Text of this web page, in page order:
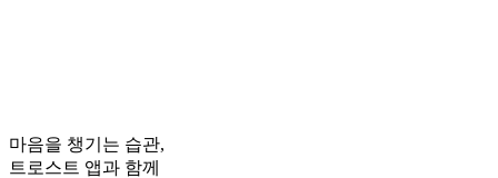
마음을 챙기는 습관,
트로스트 앱과 함께